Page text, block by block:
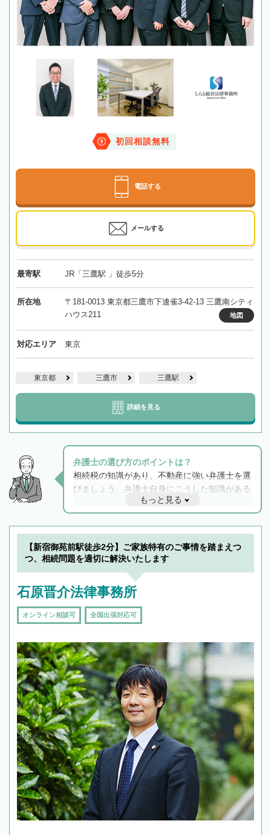
初回相談無料
電話する
メールする
最寄駅 JR「三鷹駅 」徒歩5分
所在地
〒181-0013 東京都三鷹市下連雀3-42-13 三鷹南シティ
ハウス211
地図
対応エリア 東京
東京都 三鷹市 三鷹駅
詳細を見る
弁護士の選び方のポイントは？
相続税の知識があり、不動産に強い弁護士を選
びましょう。弁護士自身にこうした知識がある
と他士業との連携もスムーズに進み、トラブル
解決のみならず相続をトータルで任せることが
できます。また、相続は感情がからむ分野なの
でフィーリングも重要です。実際に電話や面談
で複数の弁護士と会話をしてウマが合う方に依
もっと見る
【新宿御苑前駅徒歩2分】ご家族特有のご事情を踏まえつ
つ、相続問題を適切に解決いたします
石原晋介法律事務所
オンライン相談可 全国出張対応可